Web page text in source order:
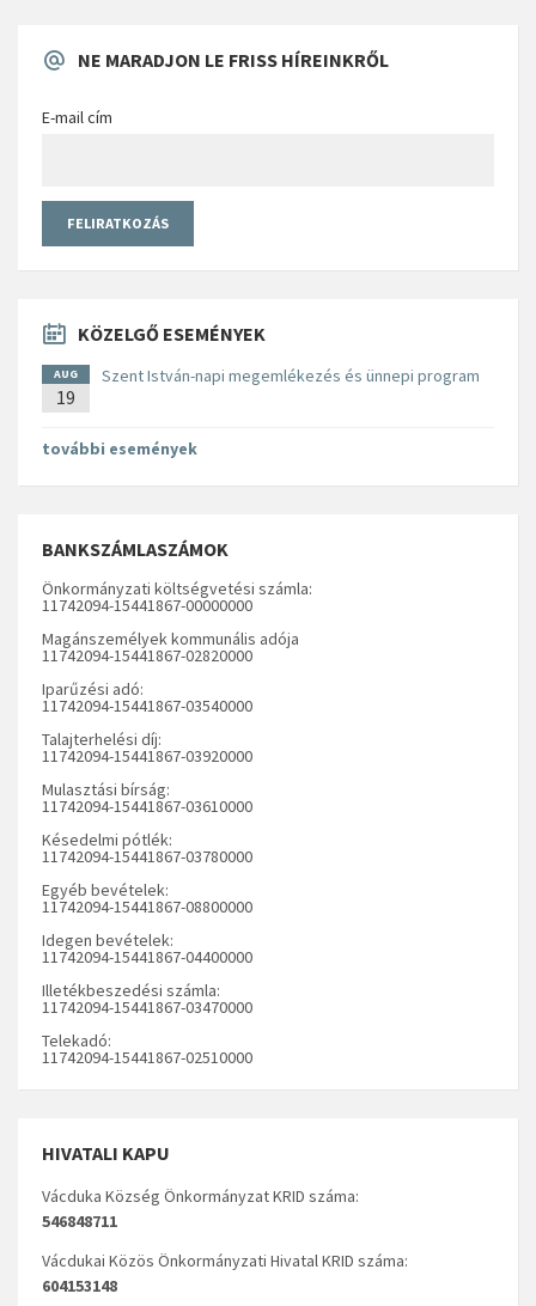
NE MARADJON LE FRISS HÍREINKRŐL
E-mail cím
KÖZELGŐ ESEMÉNYEK
AUG
19
Szent István-napi megemlékezés és ünnepi program
további események
BANKSZÁMLASZÁMOK
Önkormányzati költségvetési számla:
11742094-15441867-00000000
Magánszemélyek kommunális adója
11742094-15441867-02820000
Iparűzési adó:
11742094-15441867-03540000
Talajterhelési díj:
11742094-15441867-03920000
Mulasztási bírság:
11742094-15441867-03610000
Késedelmi pótlék:
11742094-15441867-03780000
Egyéb bevételek:
11742094-15441867-08800000
Idegen bevételek:
11742094-15441867-04400000
Illetékbeszedési számla:
11742094-15441867-03470000
Telekadó:
11742094-15441867-02510000
HIVATALI KAPU
Vácduka Község Önkormányzat KRID száma:
546848711
Vácdukai Közös Önkormányzati Hivatal KRID száma:
604153148